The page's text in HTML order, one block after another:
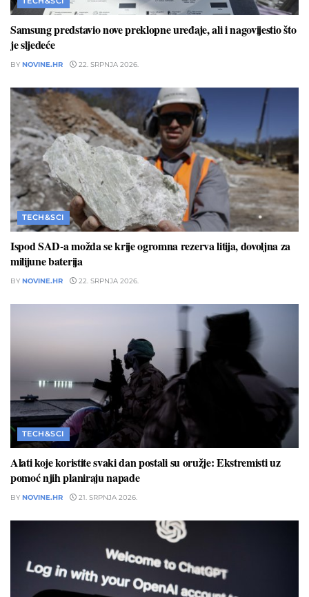
Samsung predstavio nove preklopne uređaje, ali i nagovijestio što
je sljedeće
BY NOVINE.HR 22. SRPNJA 2026.
TECH&SCI
Ispod SAD-a možda se krije ogromna rezerva litija, dovoljna za
milijune baterija
BY NOVINE.HR 22. SRPNJA 2026.
TECH&SCI
Alati koje koristite svaki dan postali su oružje: Ekstremisti uz
pomoć njih planiraju napade
BY NOVINE.HR 21. SRPNJA 2026.